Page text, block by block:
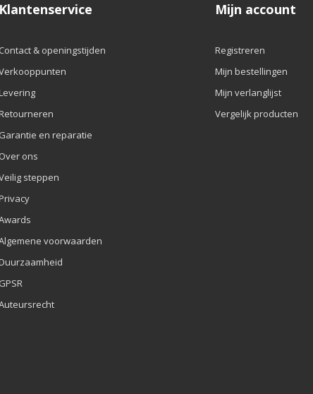
Klantenservice
Contact & openingstijden
Garantie en reparatie
Over ons
steppen
voorwaarden
GPSR
Mijn account
Registreren
Mijn bestellingen
Mijn verlanglijst
Vergelijk producten